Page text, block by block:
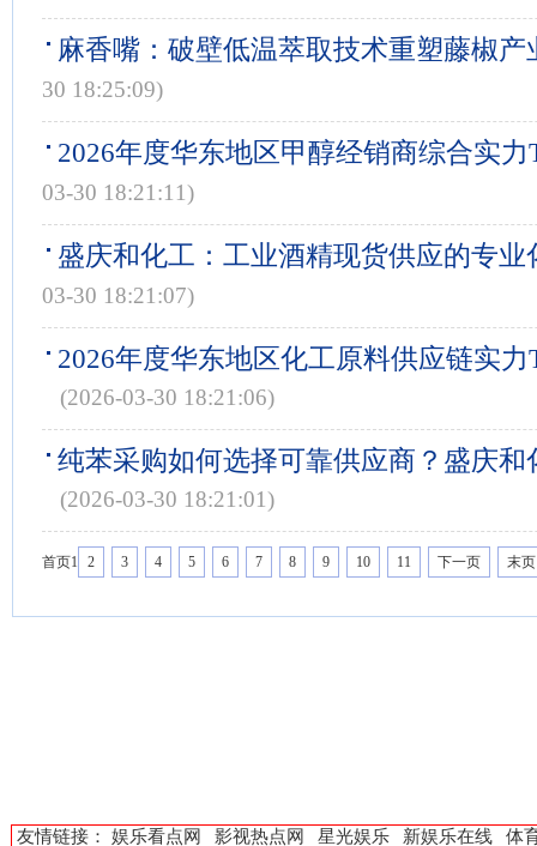
麻香嘴：破壁低温萃取技术重塑藤椒产
30 18:25:09)
2026年度华东地区甲醇经销商综合实力
03-30 18:21:11)
盛庆和化工：工业酒精现货供应的专业
03-30 18:21:07)
2026年度华东地区化工原料供应链实力
(2026-03-30 18:21:06)
纯苯采购如何选择可靠供应商？盛庆和
(2026-03-30 18:21:01)
首页1 2 3 4 5 6 7 8 9 10 11 下一页 末页
友情链接： 娱乐看点网 影视热点网 星光娱乐 新娱乐在线 体